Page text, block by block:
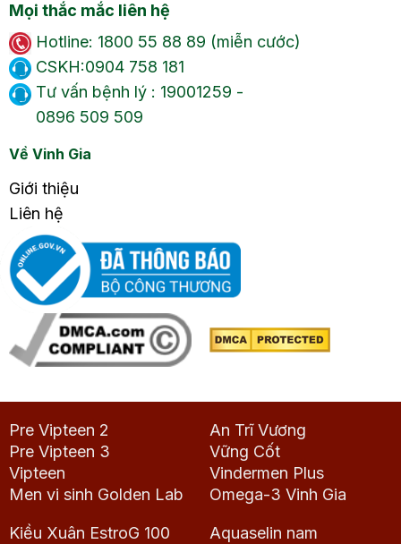
Mọi thắc mắc liên hệ
Hotline: 1800 55 88 89 (miễn cước)
CSKH:0904 758 181
Tư vấn bệnh lý : 19001259 -
0896 509 509
Về Vinh Gia
Giới thiệu
Liên hệ
Pre Vipteen 2
Pre Vipteen 3
Vipteen
Men vi sinh Golden Lab
An Trĩ Vương
Vững Cốt
Vindermen Plus
Omega-3 Vinh Gia
Kiều Xuân EstroG 100 Aquaselin nam